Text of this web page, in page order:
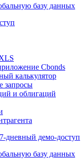
7-дневный
базу данных
Cbonds
калькулятор
и облигаций